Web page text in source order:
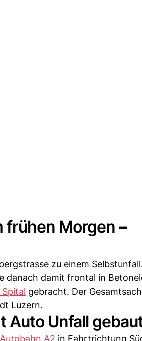
frühen Morgen –
zu einem
danach damit frontal in
Spital gebracht. Der
Luzern.
Auto Unfall
Autobahn A2 in Fahrtrichtung